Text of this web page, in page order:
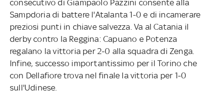
consecutivo di Giampaolo Pazzini consente alla
Sampdoria di battere l'Atalanta 1-0 e di incamerare
preziosi punti in chiave salvezza. Va al Catania il
derby contro la Reggina: Capuano e Potenza
regalano la vittoria per 2-0 alla squadra di Zenga.
Infine, successo importantissimo per il Torino che
con Dellafiore trova nel finale la vittoria per 1-0
sull'Udinese.